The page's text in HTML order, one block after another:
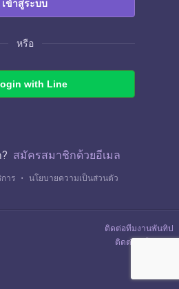
เข้าสู่ระบบ
หรือ
with Line
สมัครสมาชิกด้วยอีเมล
าร ・ นโยบายความเป็นส่วนตัว
ติดต่อทีมงานพันทิป
ติดต่อลงโฆษณา